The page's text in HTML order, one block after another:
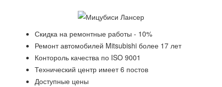
Скидка на ремонтные работы - 10%
Ремонт автомобилей Mitsubishi более 17 лет
Контороль качества по ISO 9001
Технический центр имеет 6 постов
Доступные цены